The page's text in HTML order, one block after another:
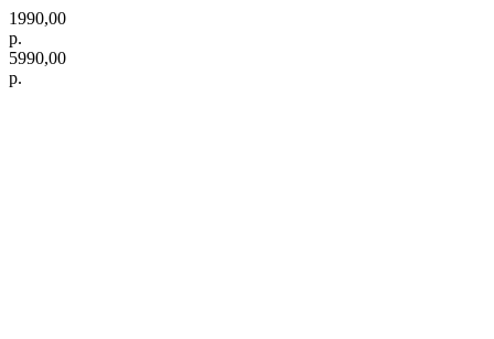
1990,00
р.
5990,00
р.